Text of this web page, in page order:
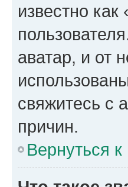
известно
аватар, и от
свяжитесь с
причин.
Вернуться к